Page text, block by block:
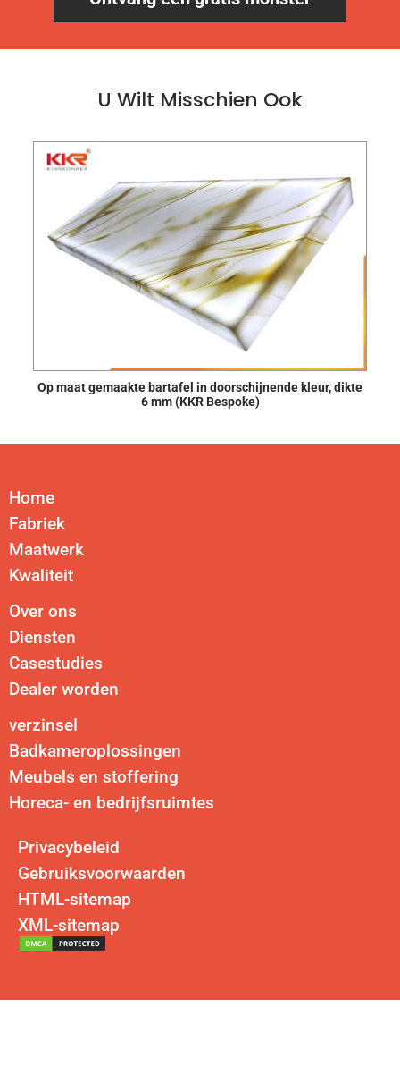
U Wilt Misschien Ook
Op maat gemaakte bartafel in doorschijnende kleur, dikte
6 mm (KKR Bespoke)
Home
Fabriek
Maatwerk
Kwaliteit
Over ons
Diensten
Casestudies
Dealer worden
verzinsel
Badkameroplossingen
Meubels en stoffering
Horeca- en bedrijfsruimtes
Privacybeleid
Gebruiksvoorwaarden
HTML-sitemap
XML-sitemap